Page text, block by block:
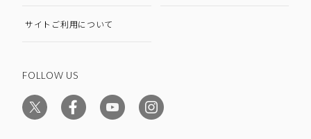
サイトご利用について
FOLLOW US